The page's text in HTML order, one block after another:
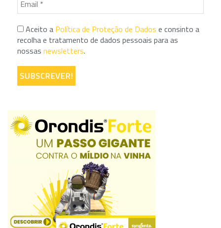
Aceito a Política de Proteção de Dados e consinto a
recolha e tratamento de dados pessoais para as
nossas newsletters.